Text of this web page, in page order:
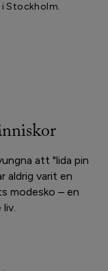
Stockholm.
att "lida pin
aldrig varit en
modesko – en